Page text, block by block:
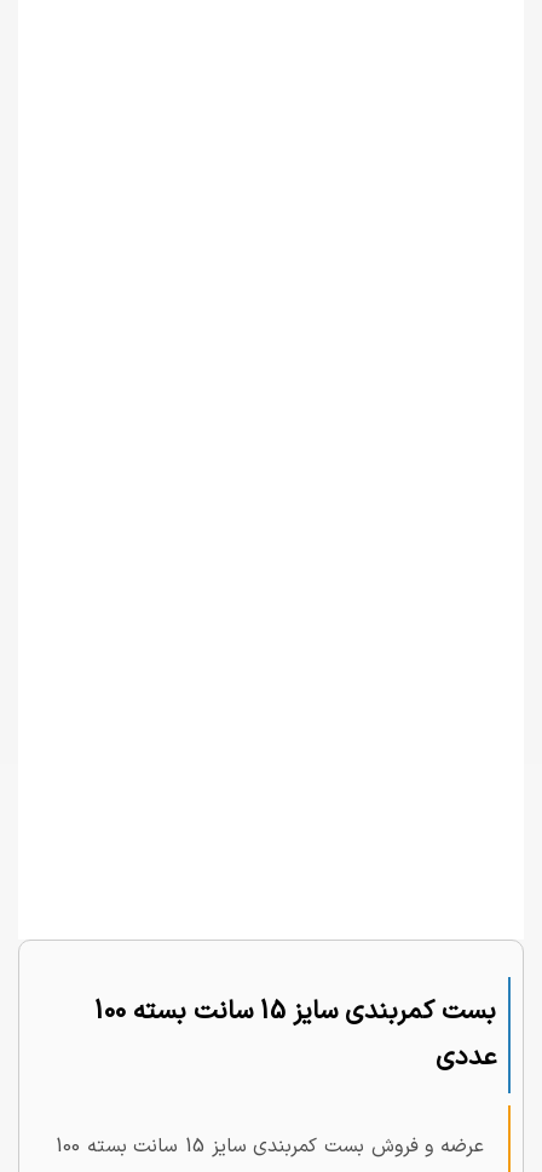
بست کمربندی سایز 15 سانت بسته 100
عددی
عرضه و فروش بست کمربندی سایز 15 سانت بسته 100